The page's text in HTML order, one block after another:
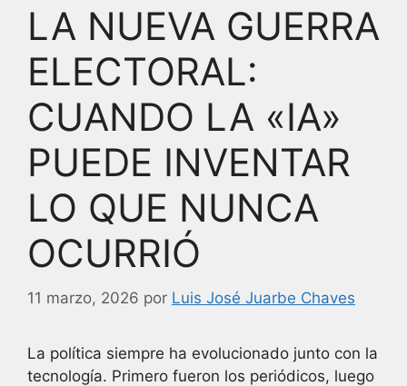
LA NUEVA GUERRA
ELECTORAL:
CUANDO LA «IA»
PUEDE INVENTAR
LO QUE NUNCA
OCURRIÓ
11 marzo, 2026 por Luis José Juarbe Chaves
La política siempre ha evolucionado junto con la
tecnología. Primero fueron los periódicos, luego